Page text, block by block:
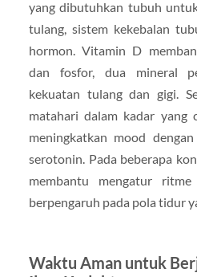
yang dibutuhkan tubuh
tulang, sistem kekebalan
hormon. Vitamin D
dan fosfor, dua mineral
kekuatan tulang dan gigi.
matahari dalam kadar yang
meningkatkan mood
serotonin. Pada beberapa
membantu mengatur
berpengaruh pada pola tidur
Waktu Aman untuk